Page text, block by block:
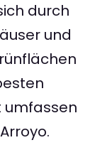
durch
und
umfassen